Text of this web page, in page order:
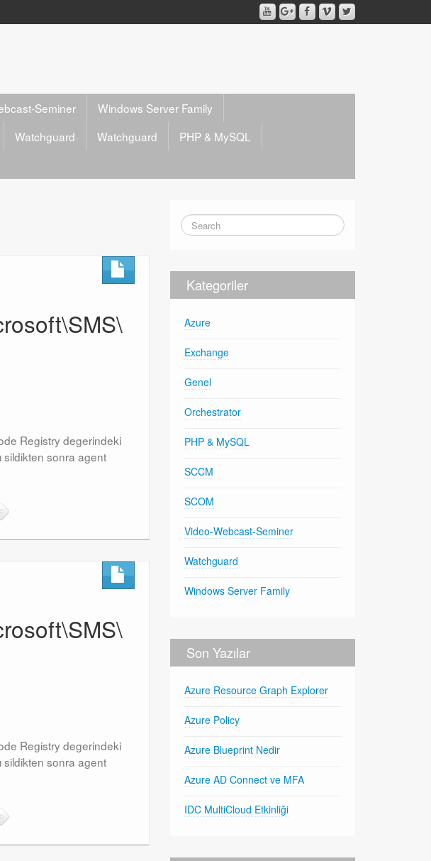
Seminer
Windows Server Family
Watchguard Watchguard
PHP & MySQL
Registry degerindeki
sildikten sonra agent
Registry degerindeki
sildikten sonra agent
Kategoriler
Azure
Exchange
Genel
Orchestrator
PHP & MySQL
SCCM
SCOM
Video-Webcast-Seminer
Watchguard
Windows Server Family
Son Yazılar
Azure Resource Graph Explorer
Azure Policy
Azure Blueprint Nedir
Azure AD Connect ve MFA
IDC MultiCloud Etkinliği